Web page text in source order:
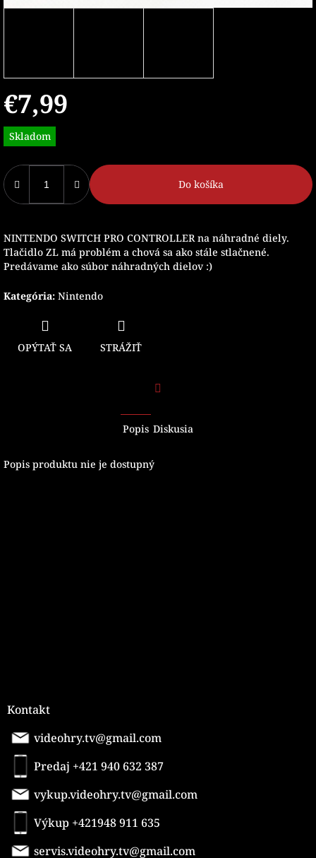
€7,99
Jednotková
cena:
Skladom
Do košíka
NINTENDO SWITCH PRO CONTROLLER na náhradné diely.
Tlačidlo ZL má problém a chová sa ako stále stlačnené.
Predávame ako súbor náhradných dielov :)
Kategória: Nintendo
OPÝTAŤ SA STRÁŽIŤ
Popis Diskusia
Popis produktu nie je dostupný
Kontakt
videohry.tv@gmail.com
Predaj +421 940 632 387
vykup.videohry.tv@gmail.com
Výkup +421948 911 635
servis.videohry.tv@gmail.com